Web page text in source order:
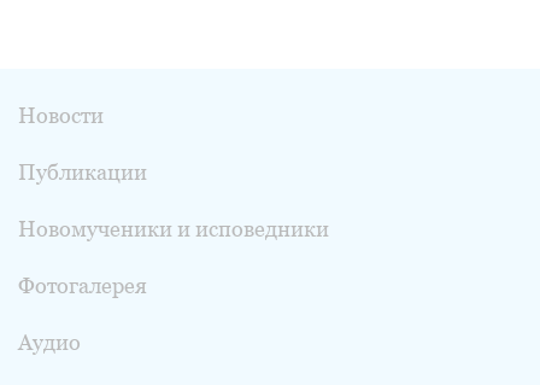
Новости
Публикации
Новомученики и исповедники
Фотогалерея
Аудио